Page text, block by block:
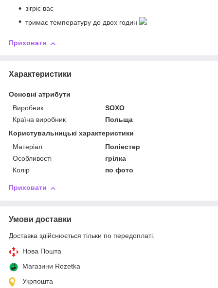
зігріє вас
тримає температуру до двох годин
Приховати
Характеристики
Основні атрибути
Виробник
SOXO
Країна виробник
Польща
Користувальницькі характеристики
Матеріал
Поліестер
Особливості
грілка
Колір
по фото
Приховати
Умови доставки
Доставка здійснюється тільки по передоплаті.
Нова Пошта
Магазини Rozetka
Укрпошта